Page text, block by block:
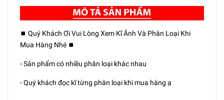
⏹️ Quý Khách Ơi Vui Lòng Xem Kĩ Ảnh Và Phân Loại Khi
Mua Hàng Nhé ⏹️
- Sản phẩm có nhiều phân loại khác nhau
- Quý khách đọc kĩ từng phân loại khi mua hàng ạ